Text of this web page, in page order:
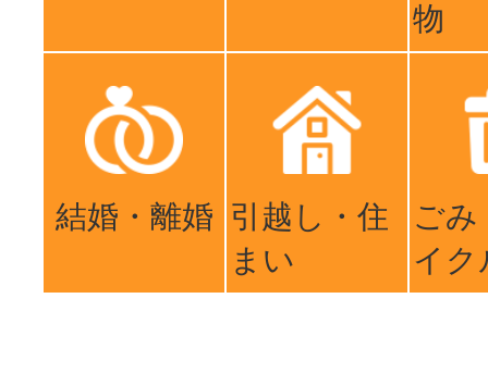
物
結婚・離婚 引越し・住
まい
ごみ
イク